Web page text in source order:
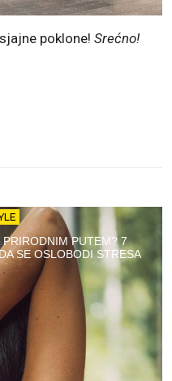
poklone! Srećno!
PUTEM? 7
SE OSLOBODI STRESA